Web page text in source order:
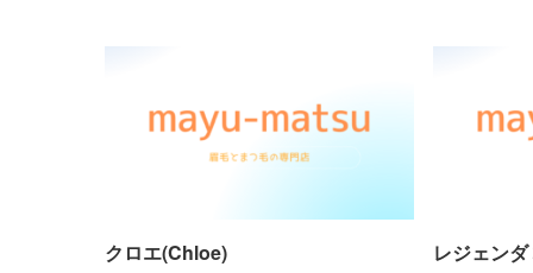
クロエ(Chloe) レジェン